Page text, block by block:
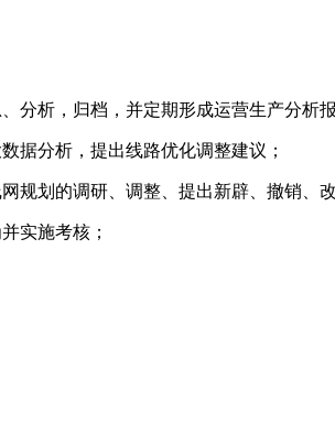
分析，归档，并定期形成运营生产分析报
据分析，提出线路优化调整建议；
规划的调研、调整、提出新辟、撤销、
实施考核；